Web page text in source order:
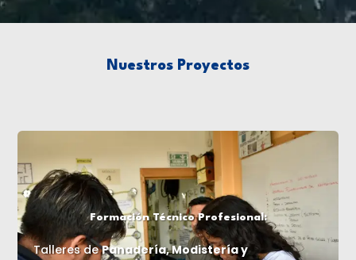
Nuestros Proyectos
Formación Técnico Profesional:
Talleres dePanadería, Modistería y